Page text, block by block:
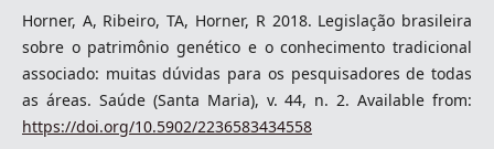
Horner, A, Ribeiro, TA, Horner, R 2018. Legislação brasileira
sobre o patrimônio genético e o conhecimento tradicional
associado: muitas dúvidas para os pesquisadores de todas
as áreas. Saúde (Santa Maria), v. 44, n. 2. Available from:
https://doi.org/10.5902/2236583434558